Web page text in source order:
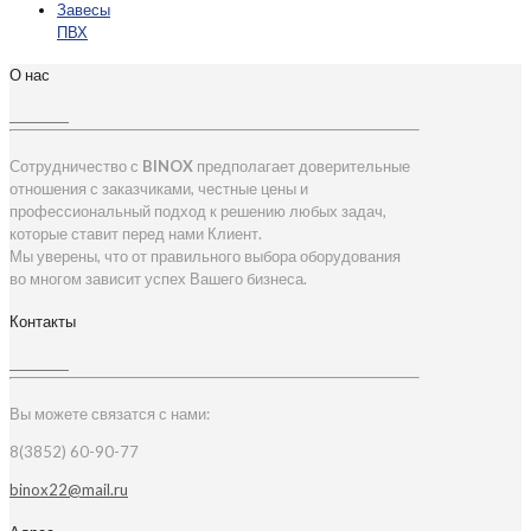
Завесы
ПВХ
О нас
Сотрудничество с BINOX предполагает доверительные
отношения с заказчиками, честные цены и
профессиональный подход к решению любых задач,
которые ставит перед нами Клиент.
Мы уверены, что от правильного выбора оборудования
во многом зависит успех Вашего бизнеса.
Контакты
Вы можете связатся с нами:
8(3852) 60-90-77
binox22@mail.ru